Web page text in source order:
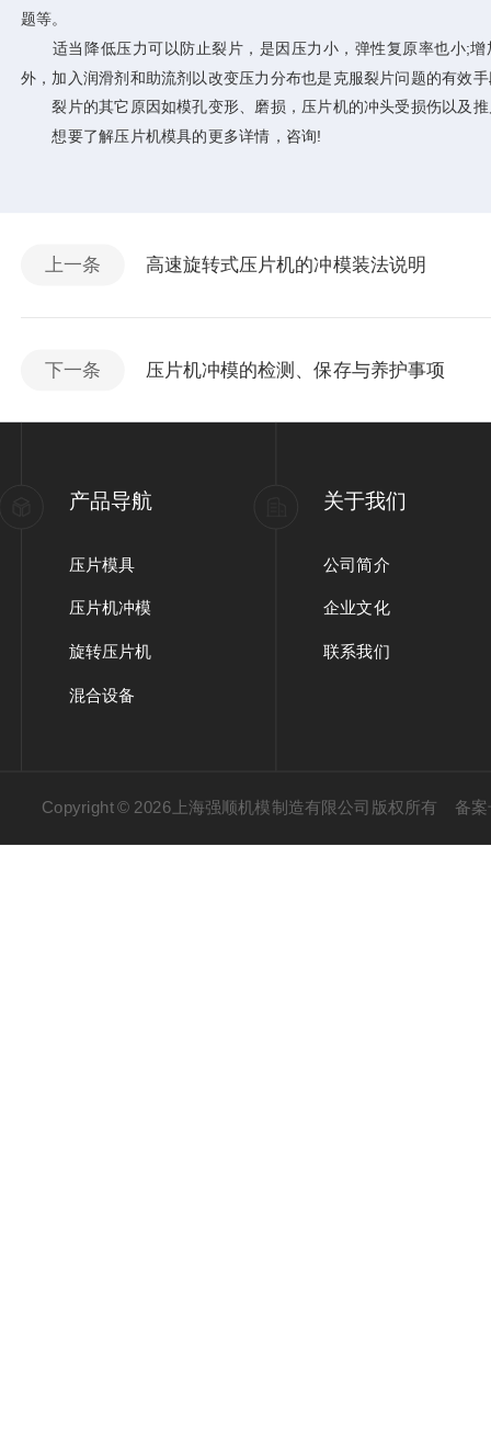
题等。
适当降低压力可以防止裂片，是因压力小，弹性复原率也小;增
外，加入润滑剂和助流剂以改变压力分布也是克服裂片问题的有效
裂片的其它原因如模孔变形、磨损，压片机的冲头受损伤以及推
想要了解压片机模具的更多详情，咨询!
上一条 高速旋转式压片机的冲模装法说明
下一条 压片机冲模的检测、保存与养护事项
产品导航
压片模具
压片机冲模
旋转压片机
混合设备
关于我们
公司简介
企业文化
联系我们
Copyright © 2026上海强顺机模制造有限公司版权所有 备